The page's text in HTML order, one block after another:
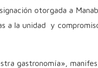
otorgada a
a la unidad y
gastronomía»,